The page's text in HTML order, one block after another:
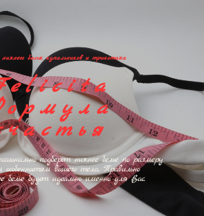
белья, купальников и трикотажа
подберет нижнее белье по размеру
вашего тела.. Правильно
белье будет идеально именно для Вас.